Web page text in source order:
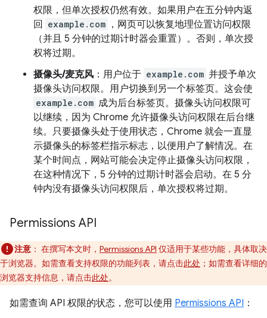
权限，但单次授权仍然有效。如果用户在五分钟内返
回
example.com ，网页可以恢复地理位置访问权限
（并且 5 分钟的过期计时器会重置）。否则，单次授
权将过期。
摄像头/麦克风 ：用户位于 example.com 并授予单次
摄像头访问权限。用户切换到另一个标签页。这会使
example.com 成为后台标签页。摄像头访问权限可
以继续，因为 Chrome 允许摄像头访问权限在后台继
续。只要摄像头处于使用状态，Chrome 就会一直显
示摄像头的标签栏指示标志，以便用户了解情况。在
某个时间点，网站可能会决定停止摄像头访问权限，
在这种情况下，5 分钟的过期计时器会启动。在 5 分
钟内没有摄像头访问权限后，单次授权将过期。
Permissions API
注意 ： 在撰写本文时， Permissions API 仅适用于某些功能，具体取决
于浏览器。如需查看支持权限的功能列表，请点击此处 ；如需查看详细的
浏览器支持信息，请点击此处。
如需查询 API 权限的状态，您可以使用 Permissions API ：